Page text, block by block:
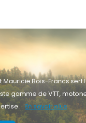
Bois-Francs sert
gamme de VTT,
En savoir plus